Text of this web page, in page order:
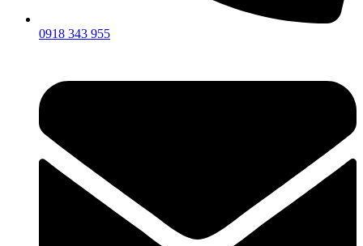
0918 343 955